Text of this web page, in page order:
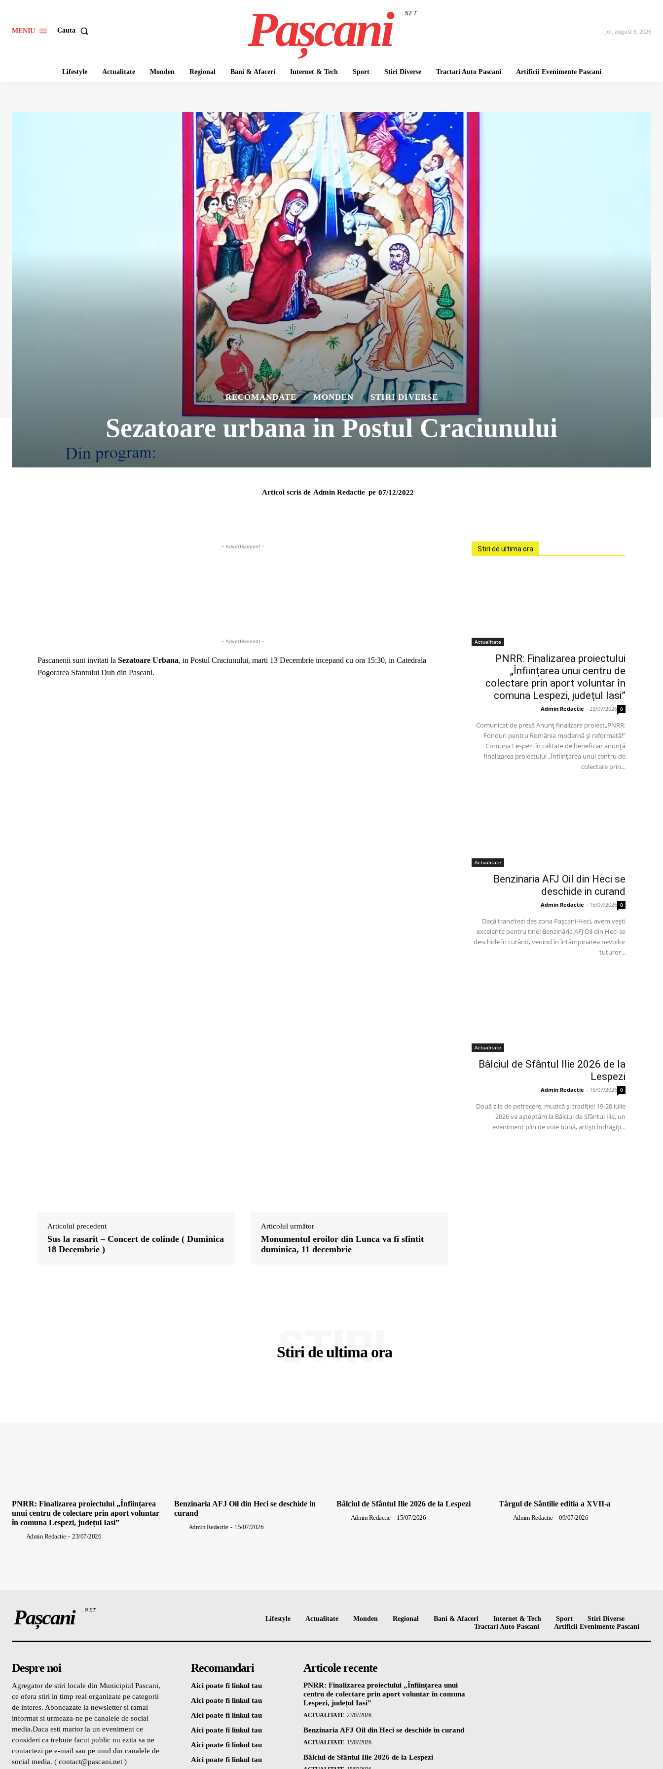
MENIU Cauta Pașcani .NET
joi, august 6, 2026
Lifestyle Actualitate Monden Regional Bani & Afaceri Internet & Tech Sport Stiri Diverse Tractari Auto Pascani Artificii Evenimente Pascani
RECOMANDATE MONDEN STIRI DIVERSE
Sezatoare urbana in Postul Craciunului
Articol scris de Admin Redactie pe 07/12/2022
- Advertisement -
- Advertisement -
Pascanenii sunt invitati la Sezatoare Urbana, in Postul Craciunului, marti 13 Decembrie incepand cu ora 15:30, in Catedrala
Pogorarea Sfantului Duh din Pascani.
Articolul precedent
Sus la rasarit – Concert de colinde ( Duminica
18 Decembrie )
Articolul următor
Monumentul eroilor din Lunca va fi sfintit
duminica, 11 decembrie
Stiri de ultima ora
Actualitate
PNRR: Finalizarea proiectului
„Înființarea unui centru de
colectare prin aport voluntar în
comuna Lespezi, județul Iasi”
Admin Redactie - 23/07/2026 0
Comunicat de presă Anunț finalizare proiect„PNRR:
Fonduri pentru România modernă și reformată!”
Comuna Lespezi în calitate de beneficiar anunță
finalizarea proiectului „Înființarea unui centru de
colectare prin...
Actualitate
Benzinaria AFJ Oil din Heci se
deschide in curand
Admin Redactie - 15/07/2026 0
Dacă tranzitezi des zona Pașcani-Heci, avem vești
excelente pentru tine! Benzinăria AFJ Oil din Heci se
deschide în curând, venind în întâmpinarea nevoilor
tuturor...
Actualitate
Bâlciul de Sfântul Ilie 2026 de la
Lespezi
Admin Redactie - 15/07/2026 0
Două zile de petrecere, muzică și tradiție! 19-20 iulie
2026 va așteptăm la Bâlciul de Sfântul Ilie, un
eveniment plin de voie bună, artiști îndrăgiți...
Stiri de ultima ora
STIRI
PNRR: Finalizarea proiectului „Înființarea
unui centru de colectare prin aport voluntar
în comuna Lespezi, județul Iasi”
Admin Redactie - 23/07/2026
Benzinaria AFJ Oil din Heci se deschide in
curand
Admin Redactie - 15/07/2026
Bâlciul de Sfântul Ilie 2026 de la Lespezi
Admin Redactie - 15/07/2026
Târgul de Sântilie editia a XVII-a
Admin Redactie - 09/07/2026
Pașcani .NET
Lifestyle Actualitate Monden Regional Bani & Afaceri Internet & Tech Sport
Stiri Diverse
Tractari Auto Pascani
Artificii Evenimente Pascani
Despre noi
Agregator de stiri locale din Municipiul Pascani,
ce ofera stiri in timp real organizate pe categorii
de interes. Aboneazate la newsletter si ramai
informat si urmeaza-ne pe canalele de social
media.Daca esti martor la un eveniment ce
consideri ca trebuie facut public nu ezita sa ne
contactezi pe e-mail sau pe unul din canalele de
social media. ( contact@pascani.net )
Recomandari
Aici poate fi linkul tau
Aici poate fi linkul tau
Aici poate fi linkul tau
Aici poate fi linkul tau
Aici poate fi linkul tau
Aici poate fi linkul tau
Articole recente
PNRR: Finalizarea proiectului „Înființarea unui
centru de colectare prin aport voluntar în comuna
Lespezi, județul Iasi”
ACTUALITATE 23/07/2026
Benzinaria AFJ Oil din Heci se deschide in curand
ACTUALITATE 15/07/2026
Bâlciul de Sfântul Ilie 2026 de la Lespezi